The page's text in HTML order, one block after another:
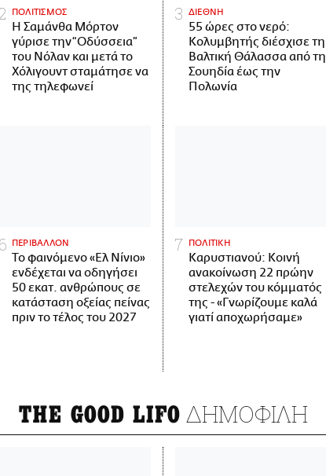
ΠΟΛΙΤΙΣΜΟΣ
Η Σαμάνθα Μόρτον
γύρισε την “Οδύσσεια”
του Νόλαν και μετά το
Χόλιγουντ σταμάτησε να
της τηλεφωνεί
ΔΙΕΘΝΗ
55 ώρες στο νερό:
Κολυμβητής διέσχισε τη
Βαλτική Θάλασσα από τη
Σουηδία έως την
Πολωνία
ΠΕΡΙΒΑΛΛΟΝ
Το φαινόμενο «Ελ Νίνιο»
ενδέχεται να οδηγήσει
50 εκατ. ανθρώπους σε
κατάσταση οξείας πείνας
πριν το τέλος του 2027
ΠΟΛΙΤΙΚΗ
Καρυστιανού: Κοινή
ανακοίνωση 22 πρώην
στελεχών του κόμματός
της - «Γνωρίζουμε καλά
γιατί αποχωρήσαμε»
THE GOOD LIFO ΔΗΜΟΦΙΛΗ